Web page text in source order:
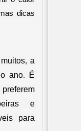
dicas
a
ano. É
e
para